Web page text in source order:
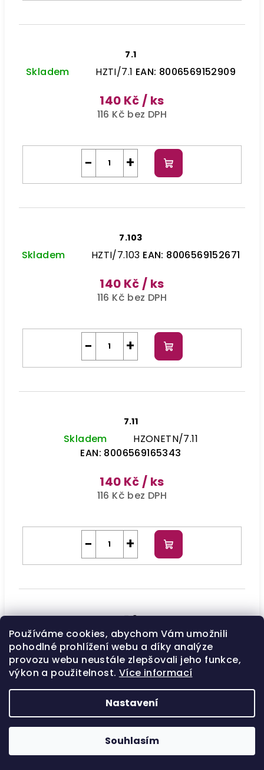
Používáme cookies, abychom Vám umožnili
pohodlné prohlížení webu a díky analýze
provozu webu neustále zlepšovali jeho funkce,
výkon a použitelnost. Více informací
Nastavení
Souhlasím
7.1
Skladem HZTI/7.1 EAN: 8006569152909
140 Kč / ks
116 Kč bez DPH
+
− Do
košíku
7.103
Skladem HZTI/7.103 EAN: 8006569152671
140 Kč / ks
116 Kč bez DPH
+
− Do
košíku
7.11
Skladem
HZONETN/7.11
EAN: 8006569165343
140 Kč / ks
116 Kč bez DPH
+
− Do
košíku
7.3
Skladem HZTI/7.3EAN: 8006569152978
140 Kč/ ks
116 Kč bez DPH
+
− Do